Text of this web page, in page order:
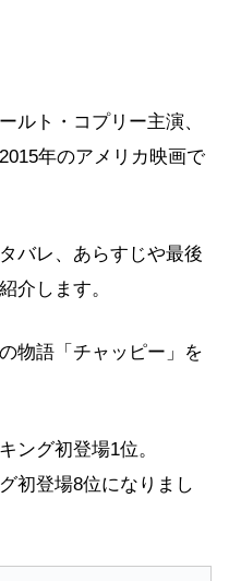
ルト・コプリー主演、
年のアメリカ映画で
バレ、あらすじや最後
介します。
物語「チャッピー」を
ング初登場1位。
初登場8位になりまし